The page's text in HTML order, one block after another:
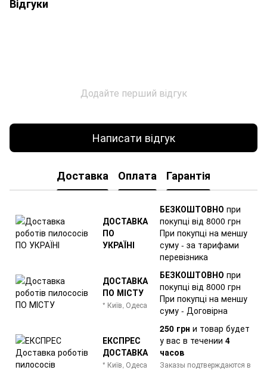
Відгуки
Додайте перший відгук
Написати відгук
Доставка Оплата Гарантія
ДОСТАВКА
ПО
УКРАЇНІ
БЕЗКОШТОВНО при
покупці від 8000 грн
При покупці на меншу
суму - за тарифами
перевізника
ДОСТАВКА
ПО МІСТУ
* Київ, Одеса
БЕЗКОШТОВНО при
покупці від 8000 грн
При покупці на меншу
суму - Договірна
ЕКСПРЕС
ДОСТАВКА
* Київ, Одеса
250 грн и товар будет
у вас в течении 4
часов
Заказы подтверждаются в